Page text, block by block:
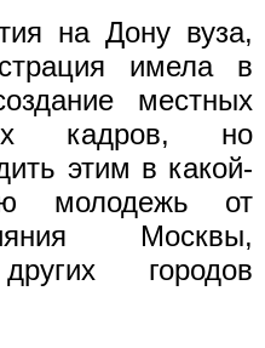
на Дону вуза,
имела в
местных
кадров, но
этим в какой-
молодежь от
Москвы,
городов